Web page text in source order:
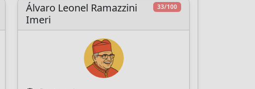
33/100
Álvaro Leonel Ramazzini
Imeri